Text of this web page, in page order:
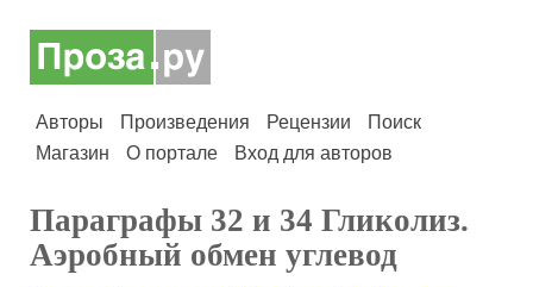
Авторы Произведения Рецензии
Поиск
Магазин
О портале Вход для авторов
Параграфы 32 и 34 Гликолиз.
Аэробный обмен углевод